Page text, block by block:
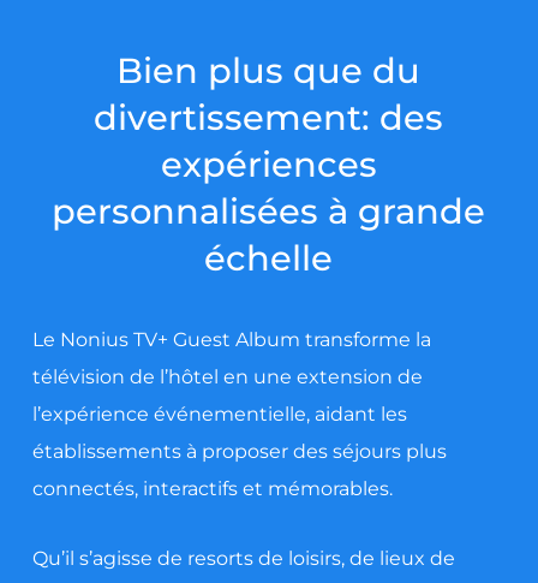
Bien plus que du
divertissement: des
expériences
personnalisées à grande
échelle
Le Nonius TV+ Guest Album transforme la
télévision de l’hôtel en une extension de
l’expérience événementielle, aidant les
établissements à proposer des séjours plus
connectés, interactifs et mémorables.
Qu’il s’agisse de resorts de loisirs, de lieux de